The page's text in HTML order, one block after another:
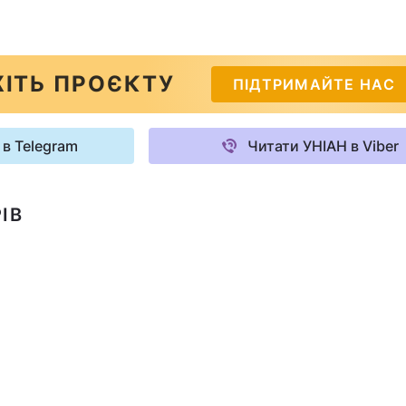
ПРОЄКТУ ПІДТРИМАЙТЕ НАС
Telegram Читати УНІАН в Viber